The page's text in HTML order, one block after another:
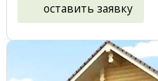
оставить заявку